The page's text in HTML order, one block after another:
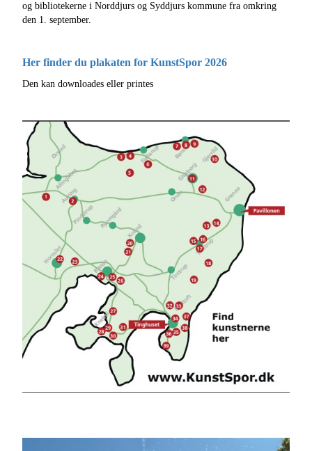
og bibliotekerne i Norddjurs og Syddjurs kommune fra omkring
den 1. september.
Her finder du plakaten for KunstSpor 2026
Den kan downloades eller printes